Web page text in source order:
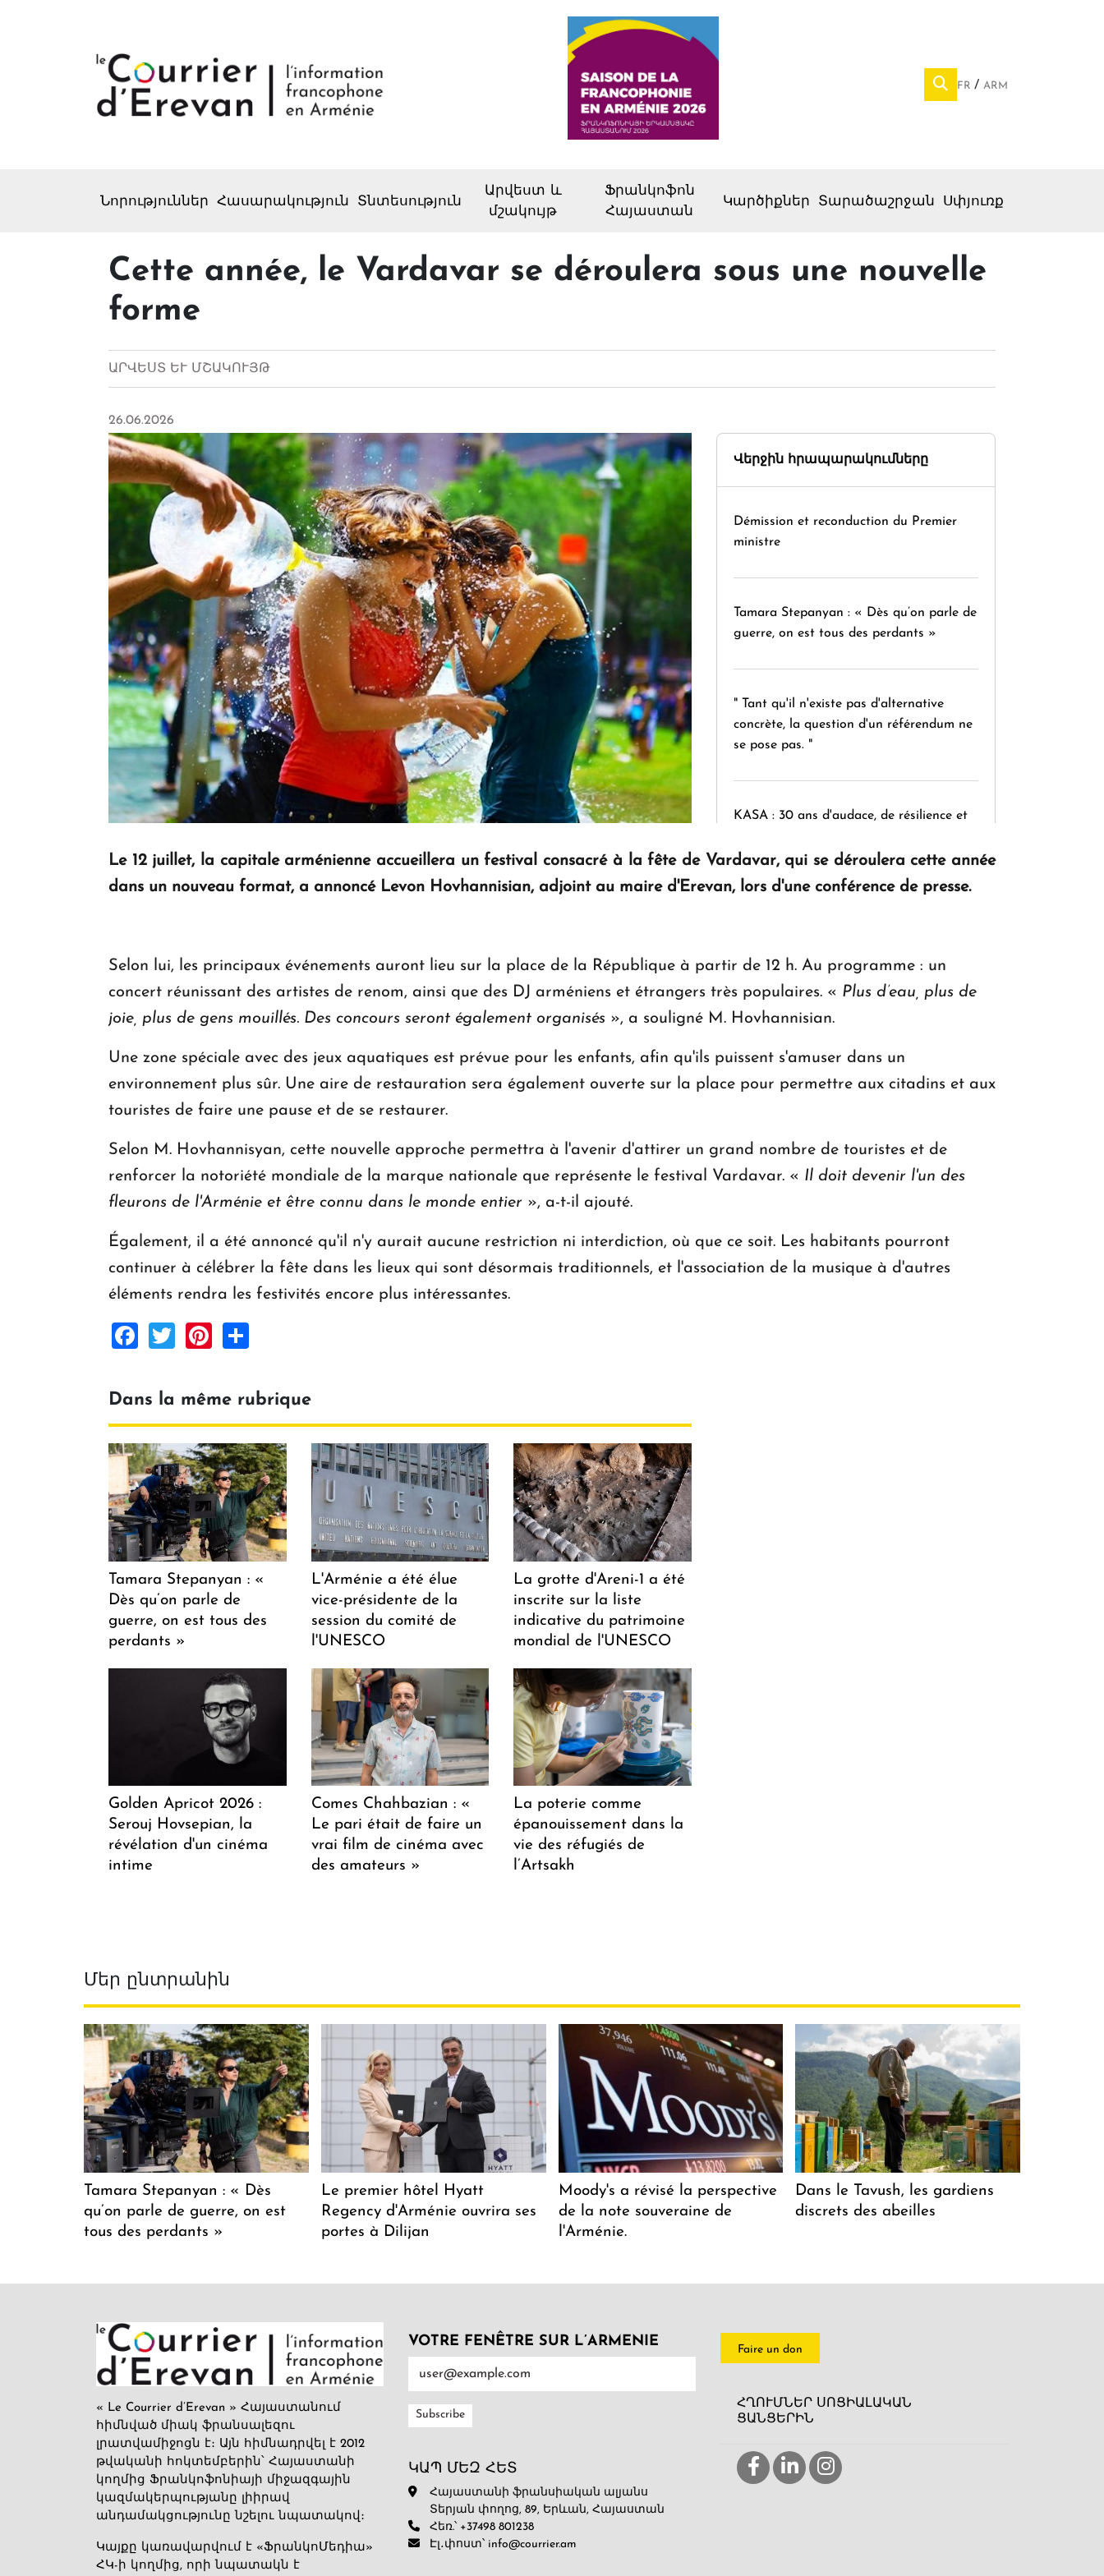
FR ARM
Նորություններ Հասարակություն Տնտեսություն
Արվեստ և
մշակույթ
Ֆրանկոֆոն
Հայաստան
Կարծիքներ Տարածաշրջան Սփյուռք
Cette année, le Vardavar se déroulera sous une nouvelle
forme
ԱՐՎԵՍՏ ԵՒ ՄՇԱԿՈՒՅԹ
26.06.2026
Վերջին հրապարակումները
Démission et reconduction du Premier
ministre
Tamara Stepanyan : « Dès qu’on parle de
guerre, on est tous des perdants »
" Tant qu'il n'existe pas d'alternative
concrète, la question d'un référendum ne
se pose pas. "
KASA : 30 ans d'audace, de résilience et
Le 12 juillet, la capitale arménienne accueillera un festival consacré à la fête de Vardavar, qui se déroulera cette année
dans un nouveau format, a annoncé Levon Hovhannisian, adjoint au maire d'Erevan, lors d'une conférence de presse.
Selon lui, les principaux événements auront lieu sur la place de la République à partir de 12 h. Au programme : un
concert réunissant des artistes de renom, ainsi que des DJ arméniens et étrangers très populaires. « Plus d’eau, plus de
joie, plus de gens mouillés. Des concours seront également organisés », a souligné M. Hovhannisian.
Une zone spéciale avec des jeux aquatiques est prévue pour les enfants, afin qu'ils puissent s'amuser dans un
environnement plus sûr. Une aire de restauration sera également ouverte sur la place pour permettre aux citadins et aux
touristes de faire une pause et de se restaurer.
Selon M. Hovhannisyan, cette nouvelle approche permettra à l'avenir d'attirer un grand nombre de touristes et de
renforcer la notoriété mondiale de la marque nationale que représente le festival Vardavar. « Il doit devenir l'un des
fleurons de l'Arménie et être connu dans le monde entier », a-t-il ajouté.
Également, il a été annoncé qu'il n'y aurait aucune restriction ni interdiction, où que ce soit. Les habitants pourront
continuer à célébrer la fête dans les lieux qui sont désormais traditionnels, et l'association de la musique à d'autres
éléments rendra les festivités encore plus intéressantes.
Facebook
TwitterPinterest
Dans la même rubrique
Tamara Stepanyan : «
Dès qu’on parle de
guerre, on est tous des
perdants »
L'Arménie a été élue
vice-présidente de la
session du comité de
l'UNESCO
La grotte d'Areni-1 a été
inscrite sur la liste
indicative du patrimoine
mondial de l'UNESCO
Golden Apricot 2026 :
Serouj Hovsepian, la
révélation d'un cinéma
intime
Comes Chahbazian : «
Le pari était de faire un
vrai film de cinéma avec
des amateurs »
La poterie comme
épanouissement dans la
vie des réfugiés de
l’Artsakh
Մեր ընտրանին
Tamara Stepanyan : « Dès
qu’on parle de guerre, on est
tous des perdants »
Le premier hôtel Hyatt
Regency d'Arménie ouvrira ses
portes à Dilijan
Moody's a révisé la perspective
de la note souveraine de
l'Arménie.
Dans le Tavush, les gardiens
discrets des abeilles
« Le Courrier d’Erevan » Հայաստանում
հիմնված միակ ֆրանսալեզու
լրատվամիջոցն է։ Այն հիմնադրվել է 2012
թվականի հոկտեմբերին՝ Հայաստանի
կողմից Ֆրանկոֆոնիայի միջազգային
կազմակերպությանը լիիրավ
անդամակցությունը նշելու նպատակով։
Կայքը կառավարվում է «ՖրանկոՄեդիա»
ՀԿ-ի կողմից, որի նպատակն է
VOTRE FENÊTRE SUR L’ARMENIE
ԿԱՊ ՄԵԶ ՀԵՏ
Հայաստանի ֆրանսիական ալյանս
Տերյան փողոց, 89, Երևան, Հայաստան
Հեռ.՝ +37498 801238
Էլ․փոստ՝ info@courrier.am
Faire un don
ՀՂՈՒՄՆԵՐ ՍՈՑԻԱԼԱԿԱՆ
ՑԱՆՑԵՐԻՆ